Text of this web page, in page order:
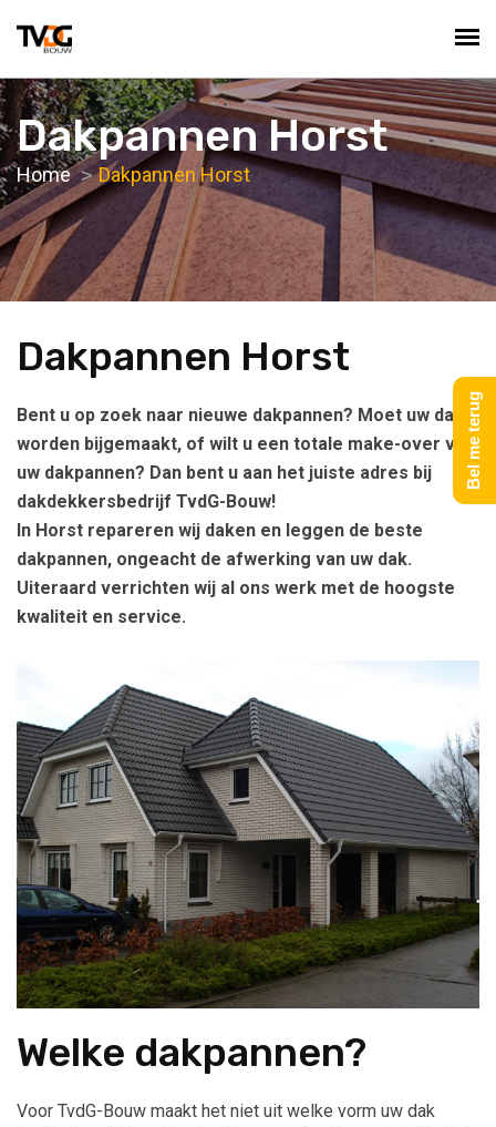
Dakpannen Horst
Home Dakpannen Horst
Dakpannen Horst
Bent u op zoek naar nieuwe dakpannen? Moet uw dak
worden bijgemaakt, of wilt u een totale make-over van
uw dakpannen? Dan bent u aan het juiste adres bij
dakdekkersbedrijf TvdG-Bouw!
In Horst repareren wij daken en leggen de beste
dakpannen, ongeacht de afwerking van uw dak.
Uiteraard verrichten wij al ons werk met de hoogste
kwaliteit en service.
Welke dakpannen?
Voor TvdG-Bouw maakt het niet uit welke vorm uw dak
Bel me terug